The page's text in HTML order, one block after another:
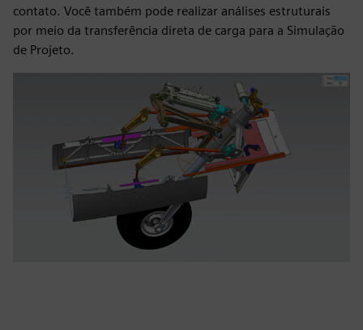
contato. Você também pode realizar análises estruturais
por meio da transferência direta de carga para a Simulação
de Projeto.